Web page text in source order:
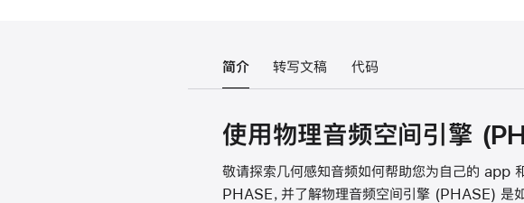
简介 转写文稿 代码
使用物理音频空间引擎
敬请探索几何感知音频如何帮助您为自己的 app
PHASE，并了解物理音频空间引擎 (PHASE) 是